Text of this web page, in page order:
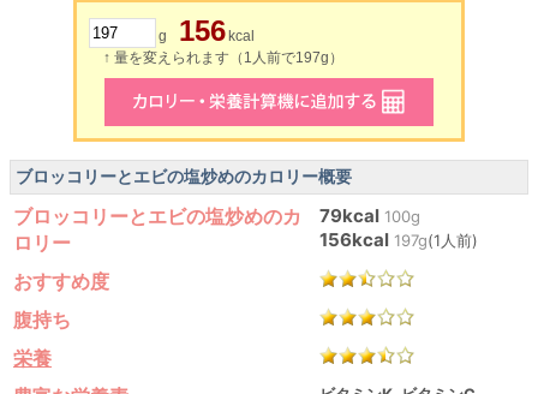
g 156 kcal
↑ 量を変えられます（1人前で197g）
ブロッコリーとエビの塩炒めのカロリー概要
ブロッコリーとエビの塩炒めのカ
ロリー
79kcal 100g
156kcal 197g(1人前)
おすすめ度
腹持ち
栄養